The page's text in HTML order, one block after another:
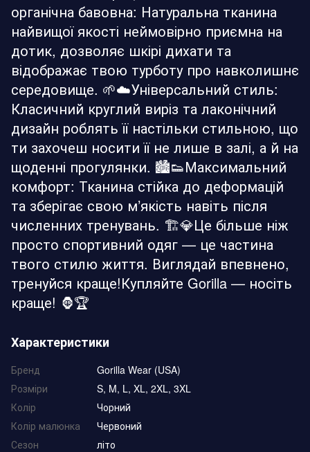
органічна бавовна: Натуральна тканина
найвищої якості неймовірно приємна на
дотик, дозволяє шкірі дихати та
відображає твою турботу про навколишнє
середовище. 🌱☁️Універсальний стиль:
Класичний круглий виріз та лаконічний
дизайн роблять її настільки стильною, що
ти захочеш носити її не лише в залі, а й на
щоденні прогулянки. 🏙️👟Максимальний
комфорт: Тканина стійка до деформацій
та зберігає свою м’якість навіть після
численних тренувань. 🏗️💎Це більше ніж
просто спортивний одяг — це частина
твого стилю життя. Виглядай впевнено,
тренуйся краще!Купляйте Gorilla — носіть
краще! 🦍🏆
Характеристики
Бренд
Gorilla Wear (USA)
Розміри
S, M, L, XL, 2XL, 3XL
Колір
Чорний
Колір малюнка
Червоний
Сезон
літо